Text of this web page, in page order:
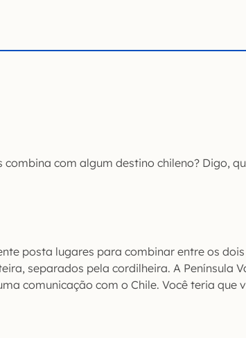
combina com algum destino chileno? Digo,
posta lugares para combinar entre os
separados pela cordilheira. A Península
comunicação com o Chile. Você teria que